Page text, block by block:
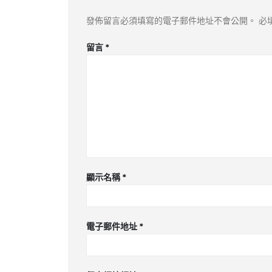
發佈留言必須填寫的電子郵件地址不會公開。 必
留言 *
顯示名稱*
電子郵件地址 *